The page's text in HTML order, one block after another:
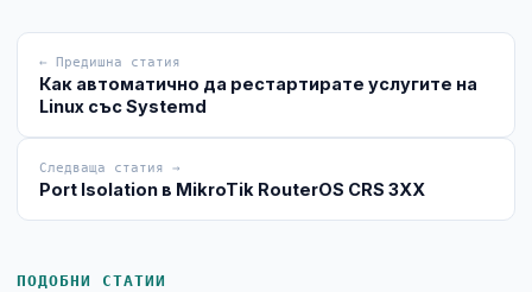
← Предишна статия
Как автоматично да рестартирате услугите на
Linux със Systemd
Следваща статия →
Port Isolation в MikroTik RouterOS CRS 3XX
ПОДОБНИ СТАТИИ